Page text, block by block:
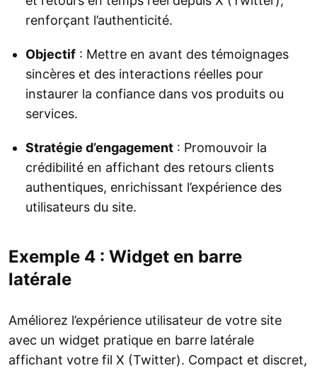
renforçant l’authenticité.
Objectif : Mettre en avant des témoignages
sincères et des interactions réelles pour
instaurer la confiance dans vos produits ou
services.
Stratégie d’engagement : Promouvoir la
crédibilité en affichant des retours clients
authentiques, enrichissant l’expérience des
utilisateurs du site.
Exemple 4 : Widget en barre
latérale
Améliorez l’expérience utilisateur de votre site
avec un widget pratique en barre latérale
affichant votre fil X (Twitter). Compact et discret,